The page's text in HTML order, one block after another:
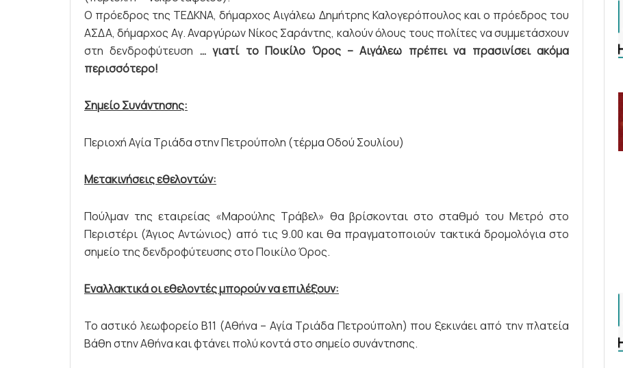
Ο πρόεδρος της ΤΕΔΚΝΑ, δήμαρχος Αιγάλεω Δημήτρης Καλογερόπουλος και ο πρόεδρος του
ΑΣΔΑ, δήμαρχος Αγ. Αναργύρων Νίκος Σαράντης, καλούν όλους τους πολίτες να συμμετάσχουν
στη δενδροφύτευση … γιατί το Ποικίλο Όρος – Αιγάλεω πρέπει να πρασινίσει ακόμα
περισσότερο!
Σημείο Συνάντησης:
Περιοχή Αγία Τριάδα στην Πετρούπολη (τέρμα Οδού Σουλίου)
Μετακινήσεις εθελοντών:
Πούλμαν της εταιρείας «Μαρούλης Τράβελ» θα βρίσκονται στο σταθμό του Μετρό στο
Περιστέρι (Άγιος Αντώνιος) από τις 9.00 και θα πραγματοποιούν τακτικά δρομολόγια στο
σημείο της δενδροφύτευσης στο Ποικίλο Όρος.
Εναλλακτικά οι εθελοντές μπορούν να επιλέξουν:
Το αστικό λεωφορείο Β11 (Αθήνα – Αγία Τριάδα Πετρούπολη) που ξεκινάει από την πλατεία
Βάθη στην Αθήνα και φτάνει πολύ κοντά στο σημείο συνάντησης.